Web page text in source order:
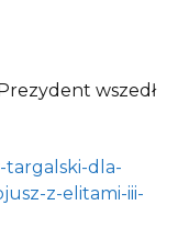
wszedł
targalski-dla-
z-elitami-iii-